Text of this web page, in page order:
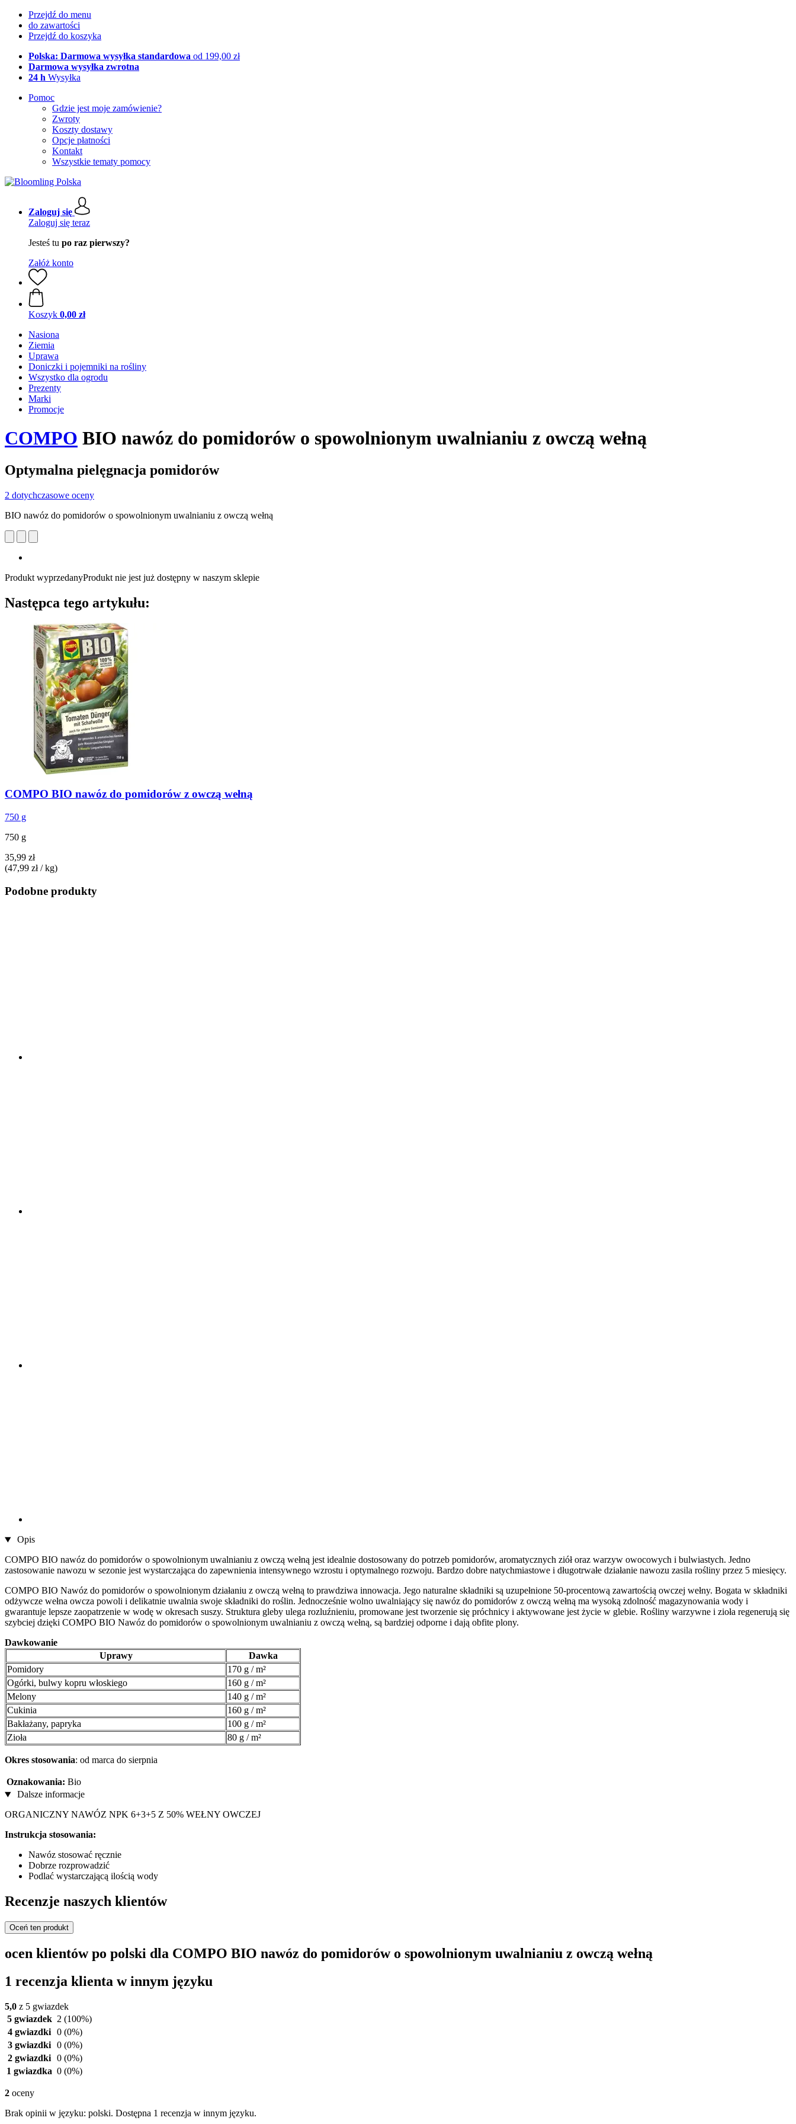
Przejdź do menu
do zawartości
Przejdź do koszyka
Polska: Darmowa wysyłka standardowa od 199,00 zł
Darmowa wysyłka zwrotna
24 h Wysyłka
Pomoc
Gdzie jest moje zamówienie?
Zwroty
Koszty dostawy
Opcje płatności
Kontakt
Wszystkie tematy pomocy
Zaloguj się
Zaloguj się teraz
Jesteś tu po raz pierwszy?
Załóż konto
Koszyk 0,00 zł
Nasiona
Ziemia
Uprawa
Doniczki i pojemniki na rośliny
Wszystko dla ogrodu
Prezenty
Marki
Promocje
COMPO BIO nawóz do pomidorów o spowolnionym uwalnianiu z owczą wełną
Optymalna pielęgnacja pomidorów
2 dotychczasowe oceny
BIO nawóz do pomidorów o spowolnionym uwalnianiu z owczą wełną
Produkt wyprzedanyProdukt nie jest już dostępny w naszym sklepie
Następca tego artykułu:
COMPO BIO nawóz do pomidorów z owczą wełną
750 g
750 g
35,99 zł
(47,99 zł / kg)
Podobne produkty
Opis
COMPO BIO nawóz do pomidorów o spowolnionym uwalnianiu z owczą wełną jest idealnie dostosowany do potrzeb pomidorów, aromatycznych ziół oraz warzyw owocowych i bulwiastych. Jedno
zastosowanie nawozu w sezonie jest wystarczająca do zapewnienia intensywnego wzrostu i optymalnego rozwoju. Bardzo dobre natychmiastowe i długotrwałe działanie nawozu zasila rośliny przez 5 miesięcy.
COMPO BIO Nawóz do pomidorów o spowolnionym działaniu z owczą wełną to prawdziwa innowacja. Jego naturalne składniki są uzupełnione 50-procentową zawartością owczej wełny. Bogata w składniki
odżywcze wełna owcza powoli i delikatnie uwalnia swoje składniki do roślin. Jednocześnie wolno uwalniający się nawóz do pomidorów z owczą wełną ma wysoką zdolność magazynowania wody i
gwarantuje lepsze zaopatrzenie w wodę w okresach suszy. Struktura gleby ulega rozluźnieniu, promowane jest tworzenie się próchnicy i aktywowane jest życie w glebie. Rośliny warzywne i zioła regenerują się
szybciej dzięki COMPO BIO Nawóz do pomidorów o spowolnionym uwalnianiu z owczą wełną, są bardziej odporne i dają obfite plony.
Dawkowanie
Uprawy
Dawka
Pomidory
170 g / m²
Ogórki, bulwy kopru włoskiego
160 g / m²
Melony
140 g / m²
Cukinia
160 g / m²
Bakłażany, papryka
100 g / m²
Zioła
80 g / m²
Okres stosowania: od marca do sierpnia
Oznakowania: Bio
Dalsze informacje
ORGANICZNY NAWÓZ NPK 6+3+5 Z 50% WEŁNY OWCZEJ
Instrukcja stosowania:
Nawóz stosować ręcznie
Dobrze rozprowadzić
Podlać wystarczającą ilością wody
Recenzje naszych klientów
Oceń ten produkt
ocen klientów po polski dla COMPO BIO nawóz do pomidorów o spowolnionym uwalnianiu z owczą wełną
1 recenzja klienta w innym języku
5,0 z 5 gwiazdek
5 gwiazdek 2 (100%)
4 gwiazdki 0 (0%)
3 gwiazdki 0 (0%)
2 gwiazdki 0 (0%)
1 gwiazdka 0 (0%)
2 oceny
Brak opinii w języku: polski. Dostępna 1 recenzja w innym języku.